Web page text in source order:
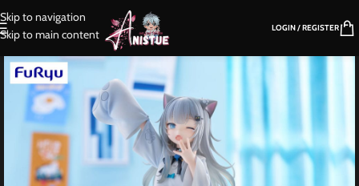
Skip to navigation
Skip to main content
LOGIN / REGISTER